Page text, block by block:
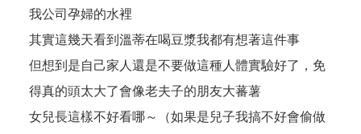
我公司孕婦的水裡
其實這幾天看到溫蒂在喝豆漿我都有想著這件事
但想到是自己家人還是不要做這種人體實驗好了，免
得真的頭太大了會像老夫子的朋友大蕃薯
女兒長這樣不好看哪～（如果是兒子我搞不好會偷做